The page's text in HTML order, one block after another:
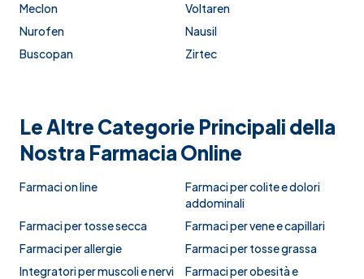
Meclon
Voltaren
Nurofen
Nausil
Buscopan
Zirtec
Le Altre Categorie Principali della
Nostra Farmacia Online
Farmaci on line
Farmaci per colite e dolori
addominali
Farmaci per tosse secca
Farmaci per vene e capillari
Farmaci per allergie
Farmaci per tosse grassa
Integratori per muscoli e nervi
Farmaci per obesità e